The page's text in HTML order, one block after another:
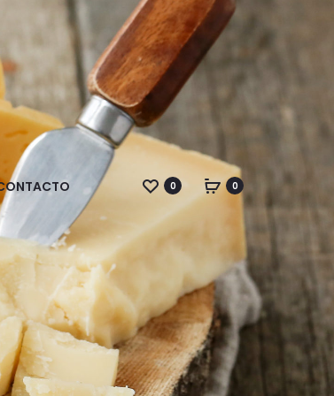
0 0